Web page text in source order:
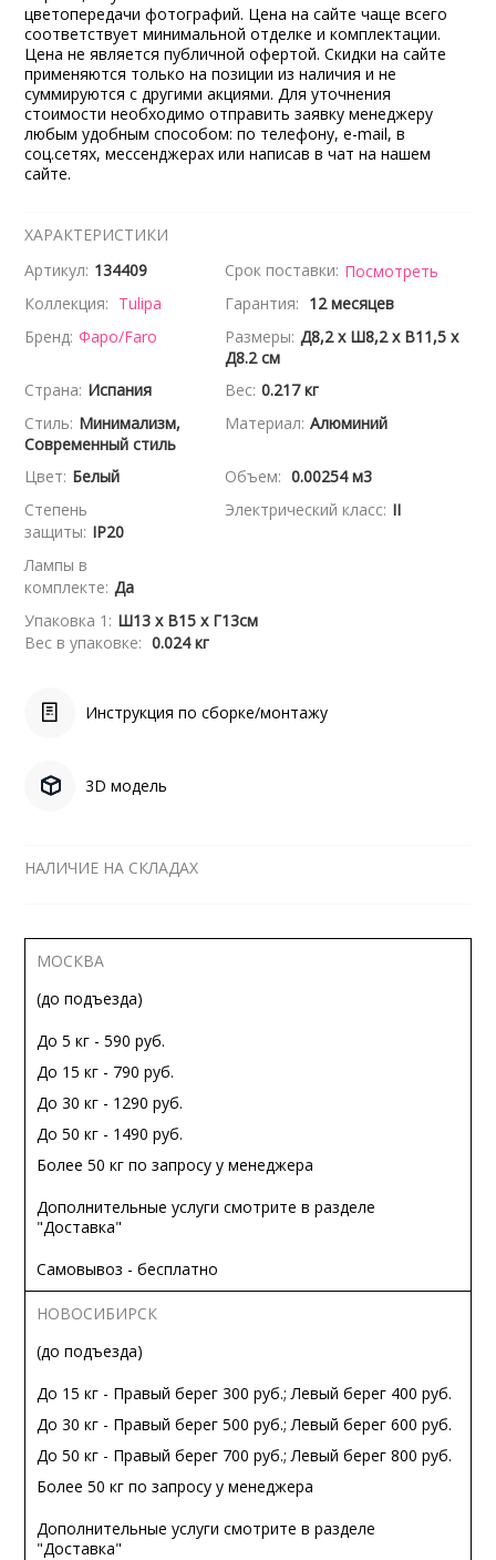
цветопередачи фотографий. Цена на сайте чаще всего
соответствует минимальной отделке и комплектации.
Цена не является публичной офертой. Скидки на сайте
применяются только на позиции из наличия и не
суммируются с другими акциями. Для уточнения
стоимости необходимо отправить заявку менеджеру
любым удобным способом: по телефону, e-mail, в
соц.сетях, мессенджерах или написав в чат на нашем
сайте.
ХАРАКТЕРИСТИКИ
Артикул: 134409 Срок поставки: Посмотреть
Коллекция: Tulipa Гарантия: 12 месяцев
Бренд: Фаро/Faro Размеры: Д8,2 x Ш8,2 x В11,5 x
Д8.2 см
Страна: Испания Вес: 0.217 кг
Стиль: Минимализм,
Современный стиль
Материал: Алюминий
Цвет: Белый Объем: 0.00254 м3
Степень
защиты: IP20
Электрический класс: II
Лампы в
комплекте: Да
Упаковка 1: Ш13 x В15 x Г13см
Вес в упаковке: 0.024 кг
Инструкция по сборке/монтажу
3D модель
НАЛИЧИЕ НА СКЛАДАХ
МОСКВА
(до подъезда)
До 5 кг - 590 руб.
До 15 кг - 790 руб.
До 30 кг - 1290 руб.
До 50 кг - 1490 руб.
Более 50 кг по запросу у менеджера
Дополнительные услуги смотрите в разделе
"Доставка"
Самовывоз - бесплатно
НОВОСИБИРСК
(до подъезда)
До 15 кг - Правый берег 300 руб.; Левый берег 400 руб.
До 30 кг - Правый берег 500 руб.; Левый берег 600 руб.
До 50 кг - Правый берег 700 руб.; Левый берег 800 руб.
Более 50 кг по запросу у менеджера
Дополнительные услуги смотрите в разделе
"Доставка"